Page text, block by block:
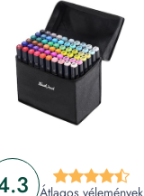
Átlagos vélemények